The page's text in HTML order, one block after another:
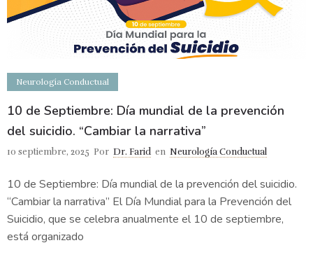
Neurología Conductual
10 de Septiembre: Día mundial de la prevención
del suicidio. “Cambiar la narrativa”
10 septiembre, 2025 Por Dr. Farid en Neurología Conductual
10 de Septiembre: Día mundial de la prevención del suicidio.
“Cambiar la narrativa” El Día Mundial para la Prevención del
Suicidio, que se celebra anualmente el 10 de septiembre,
está organizado